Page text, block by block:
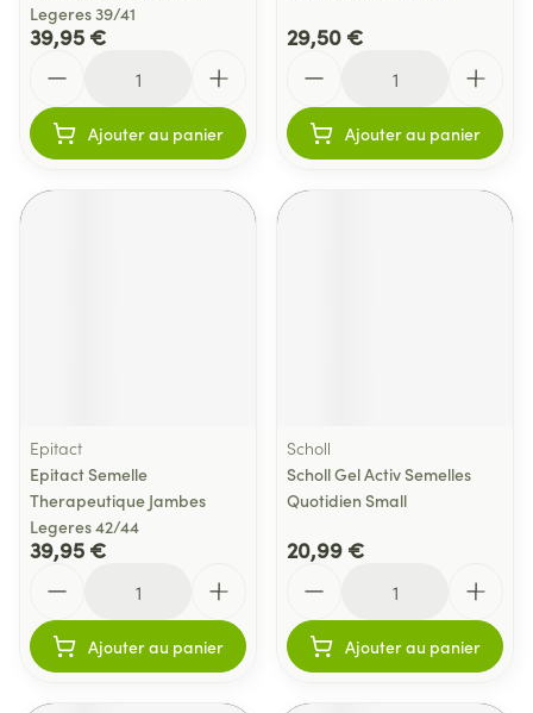
Legeres 39/41
39,95 €
Ajouter au panier
29,50 €
Ajouter au panier
Epitact
Epitact Semelle
Therapeutique Jambes
Legeres 42/44
39,95 €
Ajouter au panier
Scholl
Scholl Gel Activ Semelles
Quotidien Small
20,99 €
Ajouter au panier